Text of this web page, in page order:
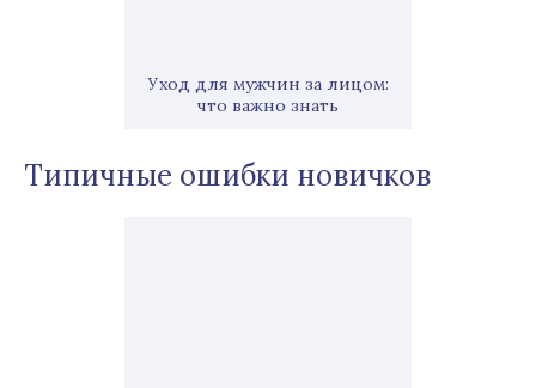
Уход для мужчин за лицом:
что важно знать
Типичные ошибки новичков